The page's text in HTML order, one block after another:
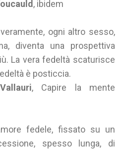
, ibidem
ogni altro sesso,
diventa una prospettiva
La vera fedeltà scaturisce
è posticcia.
, Capire la mente
fedele, fissato su un
spesso lunga, di